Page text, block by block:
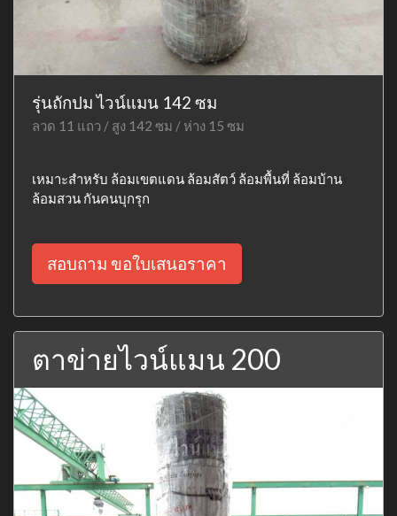
รุ่นถักปม ไวน์แมน 142 ซม
ลวด 11 แถว / สูง 142 ซม / ห่าง 15 ซม
เหมาะสำหรับ ล้อมเขตแดน ล้อมสัตว์ ล้อมพื้นที่ ล้อมบ้าน
ล้อมสวน กันคนบุกรุก
สอบถาม ขอใบเสนอราคา
ตาข่ายไวน์แมน 200